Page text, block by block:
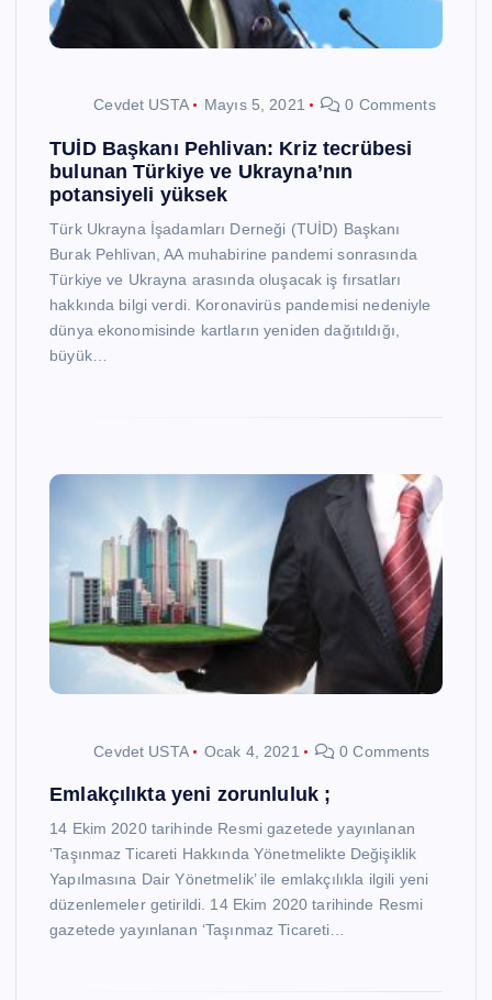
Cevdet USTA Mayıs 5, 2021 0 Comments
TUİD Başkanı Pehlivan: Kriz tecrübesi
bulunan Türkiye ve Ukrayna’nın
potansiyeli yüksek
Türk Ukrayna İşadamları Derneği (TUİD) Başkanı
Burak Pehlivan, AA muhabirine pandemi sonrasında
Türkiye ve Ukrayna arasında oluşacak iş fırsatları
hakkında bilgi verdi. Koronavirüs pandemisi nedeniyle
dünya ekonomisinde kartların yeniden dağıtıldığı,
büyük…
Cevdet USTA Ocak 4, 2021 0 Comments
Emlakçılıkta yeni zorunluluk ;
14 Ekim 2020 tarihinde Resmi gazetede yayınlanan
‘Taşınmaz Ticareti Hakkında Yönetmelikte Değişiklik
Yapılmasına Dair Yönetmelik’ ile emlakçılıkla ilgili yeni
düzenlemeler getirildi. 14 Ekim 2020 tarihinde Resmi
gazetede yayınlanan ‘Taşınmaz Ticareti…